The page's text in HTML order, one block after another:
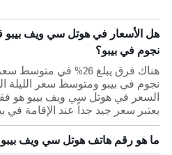
نجوم في بيبو؟
نجوم في بيبو ومتوسط ​​سعر الليلة
يعتبر سعر جيد جداً عند الإقامة في
ما هو رقم هاتف هوتل سي ويف